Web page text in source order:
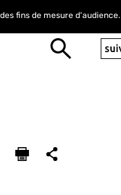
fins de mesure d'audience.